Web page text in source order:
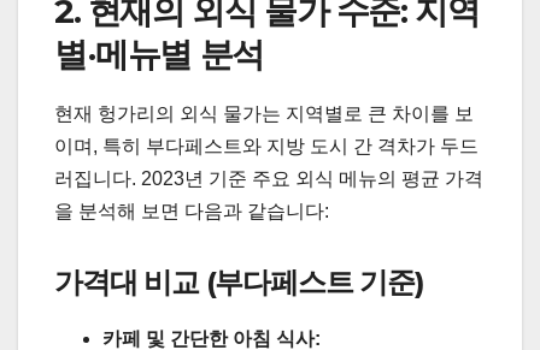
2. 현재의 외식 물가 수준: 지역
별·메뉴별 분석
현재 헝가리의 외식 물가는 지역별로 큰 차이를 보
이며, 특히 부다페스트와 지방 도시 간 격차가 두드
러집니다. 2023년 기준 주요 외식 메뉴의 평균 가격
을 분석해 보면 다음과 같습니다:
가격대 비교 (부다페스트 기준)
카페 및 간단한 아침 식사: